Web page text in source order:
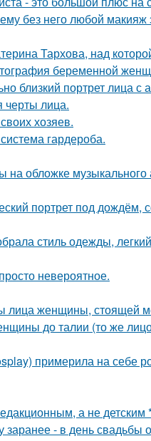
без него любой макияж
Тархова, над
беременной
близкий портрет лица с
черты лица.
хозяев.
гардероба.
на обложке
портрет под дождём,
стиль одежды,
невероятное.
лица женщины, стоящей
до талии (то же
примерила на себе
а не детским
- в день свадьбы